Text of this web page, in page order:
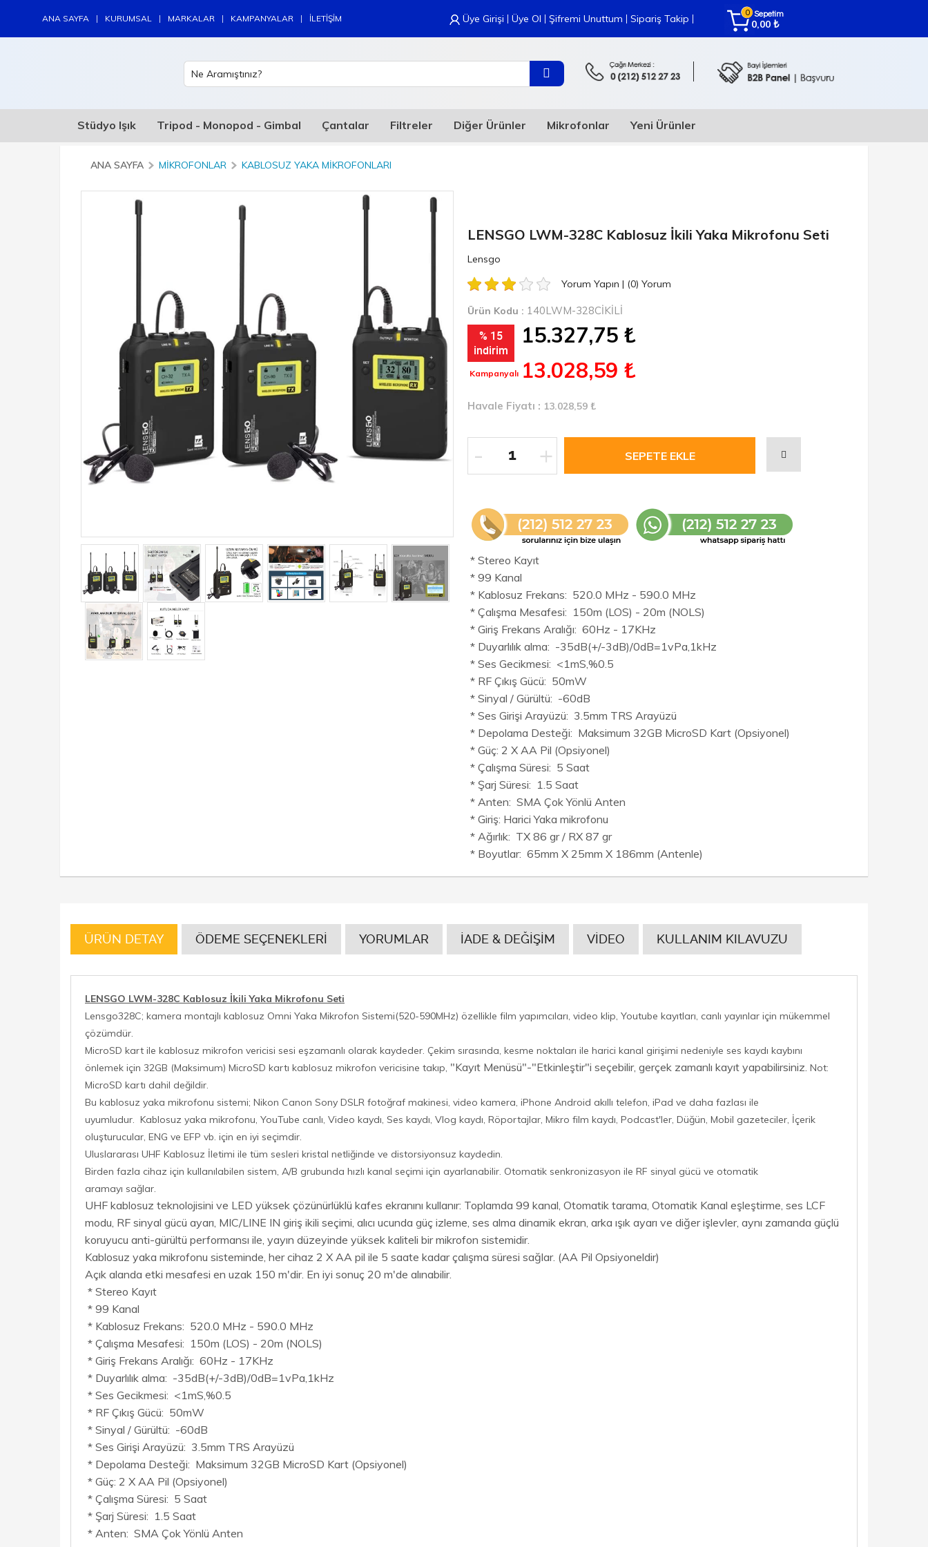
ANA SAYFA | KURUMSAL | MARKALAR | KAMPANYALAR | İLETİŞİM Üye Girişi | Üye Ol | Şifremi Unuttum | Sipariş Takip | 0 Sepetim
0,00 ₺
Stüdyo Işık Tripod - Monopod - Gimbal Çantalar Filtreler Diğer Ürünler Mikrofonlar Yeni Ürünler
ANA SAYFA MIKROFONLAR KABLOSUZ YAKA MIKROFONLARI
LENSGO LWM-328C Kablosuz İkili Yaka Mikrofonu Seti
Lensgo
Yorum Yapın | (0) Yorum
Ürün Kodu : 140LWM-328CİKİLİ
% 15
indirim
15.327,75 ₺
Kampanyalı 13.028,59 ₺
Havale Fiyatı : 13.028,59 ₺
+
-
* Stereo Kayıt
* 99 Kanal
* Kablosuz Frekans: 520.0 MHz - 590.0 MHz
* Çalışma Mesafesi: 150m (LOS) - 20m (NOLS)
* Giriş Frekans Aralığı: 60Hz - 17KHz
* Duyarlılık alma: -35dB(+/-3dB)/0dB=1vPa,1kHz
* Ses Gecikmesi: <1mS,%0.5
* RF Çıkış Gücü: 50mW
* Sinyal / Gürültü: -60dB
* Ses Girişi Arayüzü: 3.5mm TRS Arayüzü
* Depolama Desteği: Maksimum 32GB MicroSD Kart (Opsiyonel)
* Güç: 2 X AA Pil (Opsiyonel)
* Çalışma Süresi: 5 Saat
* Şarj Süresi: 1.5 Saat
* Anten: SMA Çok Yönlü Anten
* Giriş: Harici Yaka mikrofonu
* Ağırlık: TX 86 gr / RX 87 gr
* Boyutlar: 65mm X 25mm X 186mm (Antenle)
ÜRÜN DETAY ÖDEME SEÇENEKLERİ YORUMLAR İADE & DEĞİŞİM VİDEO KULLANIM KILAVUZU
LENSGO LWM-328C Kablosuz İkili Yaka Mikrofonu Seti
Lensgo328C; kamera montajlı kablosuz Omni Yaka Mikrofon Sistemi(520-590MHz) özellikle film yapımcıları, video klip, Youtube kayıtları, canlı yayınlar için mükemmel
çözümdür.
MicroSD kart ile kablosuz mikrofon vericisi sesi eşzamanlı olarak kaydeder. Çekim sırasında, kesme noktaları ile harici kanal girişimi nedeniyle ses kaydı kaybını
önlemek için 32GB (Maksimum) MicroSD kartı kablosuz mikrofon vericisine takıp, "Kayıt Menüsü"-"Etkinleştir"i seçebilir, gerçek zamanlı kayıt yapabilirsiniz. Not:
MicroSD kartı dahil değildir.
Bu kablosuz yaka mikrofonu sistemi; Nikon Canon Sony DSLR fotoğraf makinesi, video kamera, iPhone Android akıllı telefon, iPad ve daha fazlası ile
uyumludur. Kablosuz yaka mikrofonu, YouTube canlı, Video kaydı, Ses kaydı, Vlog kaydı, Röportajlar, Mikro film kaydı, Podcast'ler, Düğün, Mobil gazeteciler, İçerik
oluşturucular, ENG ve EFP vb. için en iyi seçimdir.
Uluslararası UHF Kablosuz İletimi ile tüm sesleri kristal netliğinde ve distorsiyonsuz kaydedin.
Birden fazla cihaz için kullanılabilen sistem, A/B grubunda hızlı kanal seçimi için ayarlanabilir. Otomatik senkronizasyon ile RF sinyal gücü ve otomatik
aramayı sağlar.
UHF kablosuz teknolojisini ve LED yüksek çözünürlüklü kafes ekranını kullanır: Toplamda 99 kanal, Otomatik tarama, Otomatik Kanal eşleştirme, ses LCF
modu, RF sinyal gücü ayarı, MIC/LINE IN giriş ikili seçimi, alıcı ucunda güç izleme, ses alma dinamik ekran, arka ışık ayarı ve diğer işlevler, aynı zamanda güçlü
koruyucu anti-gürültü performansı ile, yayın düzeyinde yüksek kaliteli bir mikrofon sistemidir.
Kablosuz yaka mikrofonu sisteminde, her cihaz 2 X AA pil ile 5 saate kadar çalışma süresi sağlar. (AA Pil Opsiyoneldir)
Açık alanda etki mesafesi en uzak 150 m'dir. En iyi sonuç 20 m'de alınabilir.
* Stereo Kayıt
* 99 Kanal
* Kablosuz Frekans: 520.0 MHz - 590.0 MHz
* Çalışma Mesafesi: 150m (LOS) - 20m (NOLS)
* Giriş Frekans Aralığı: 60Hz - 17KHz
* Duyarlılık alma: -35dB(+/-3dB)/0dB=1vPa,1kHz
* Ses Gecikmesi: <1mS,%0.5
* RF Çıkış Gücü: 50mW
* Sinyal / Gürültü: -60dB
* Ses Girişi Arayüzü: 3.5mm TRS Arayüzü
* Depolama Desteği: Maksimum 32GB MicroSD Kart (Opsiyonel)
* Güç: 2 X AA Pil (Opsiyonel)
* Çalışma Süresi: 5 Saat
* Şarj Süresi: 1.5 Saat
* Anten: SMA Çok Yönlü Anten